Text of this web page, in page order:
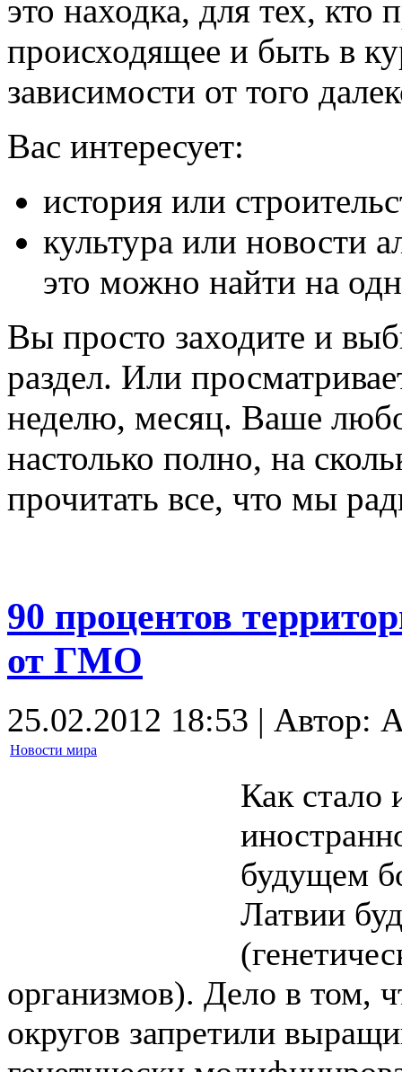
это находка, для тех, кто
происходящее и быть в
зависимости от того
Вас интересует:
история или
культура или новости
это можно найти на
Вы просто заходите и
раздел. Или
неделю, месяц. Ваше
настолько полно, на
прочитать все, что мы
90 процентов
от ГМО
25.02.2012 18:53 | Автор:
Новости мира
Как стало
будущем
Латвии
организмов). Дело в том,
округов запретили